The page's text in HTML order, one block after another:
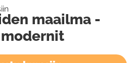
maailma -